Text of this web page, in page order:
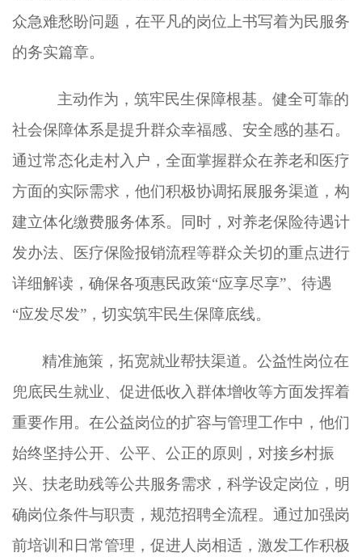
众急难愁盼问题，在平凡的岗位上书写着为民服务
的务实篇章。
主动作为，筑牢民生保障根基。 健全可靠的
社会保障体系是提升群众幸福感、安全感的基石。
通过常态化走村入户，全面掌握群众在养老和医疗
方面的实际需求， 他们积极协调拓展服务渠道，构
建立体化缴费服务体系。同时，对养老保险待遇计
发办法、医疗保险报销流程等群众关切的重点进行
详细解读，确保各项惠民政策“应享尽享”、待遇
“应发尽发”，切实筑牢民生保障底线。
精准施策，拓宽就业帮扶渠道。 公益性岗位在
兜底民生就业、促进低收入群体增收等方面发挥着
重要作用。在公益岗位的扩容与管理工作中， 他们
始终坚持公开、公平、公正的原则，对接乡村振
兴、扶老助残等公共服务需求，科学设定岗位，明
确岗位条件与职责，规范招聘全流程。通过加强岗
前培训和日常管理，促进人岗相适，激发工作积极